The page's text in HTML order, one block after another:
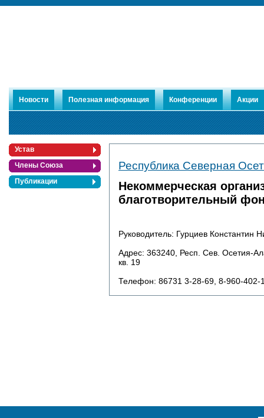
Новости Полезная информация Конференции Акции
Устав
Члены Союза
Публикации
Республика Северная
Некоммерческая
благотворительный
Руководитель: Гурциев Константин
Адрес: 363240, Респ. Сев. Осетия-
кв. 19
Телефон: 86731 3-28-69, 8-960-402-